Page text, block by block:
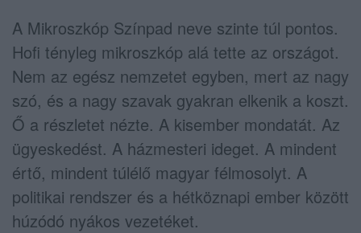
A Mikroszkóp Színpad neve szinte túl pontos.
Hofi tényleg mikroszkóp alá tette az országot.
Nem az egész nemzetet egyben, mert az nagy
szó, és a nagy szavak gyakran elkenik a koszt.
Ő a részletet nézte. A kisember mondatát. Az
ügyeskedést. A házmesteri ideget. A mindent
értő, mindent túlélő magyar félmosolyt. A
politikai rendszer és a hétköznapi ember között
húzódó nyákos vezetéket.